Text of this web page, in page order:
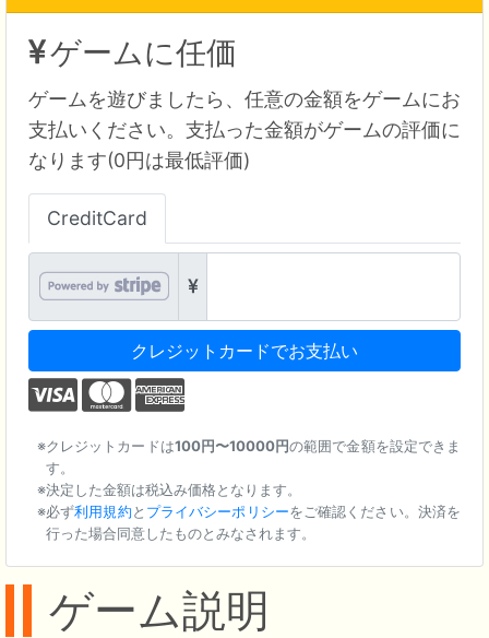
ゲームに任価
ゲームを遊びましたら、任意の金額をゲームにお
支払いください。支払った金額がゲームの評価に
なります(0円は最低評価)
CreditCard
クレジットカードでお支払い
クレジットカードは100円〜10000円の範囲で金額を設定できま
す。
決定した金額は税込み価格となります。
必ず利用規約と プライバシーポリシーをご確認ください。決済を
行った場合同意したものとみなされます。
ゲーム説明